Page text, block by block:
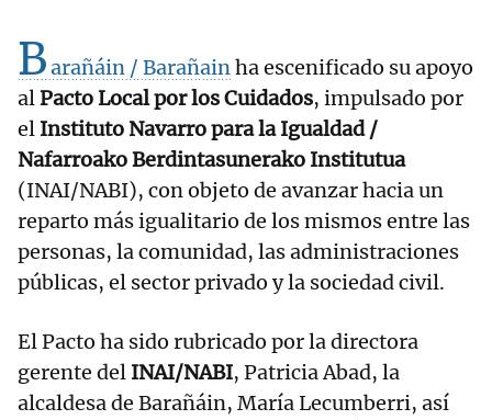
Barañáin / Barañainha escenificado su apoyo
alPacto Local por los Cuidados, impulsado por
el Instituto Navarro para la Igualdad /
Nafarroako Berdintasunerako Institutua
(INAI/NABI), con objeto de avanzar hacia un
reparto más igualitario de los mismos entre las
personas, la comunidad, las administraciones
públicas, el sector privado y la sociedad civil.
El Pacto ha sido rubricado por la directora
gerente del INAI/NABI, Patricia Abad, la
alcaldesa de Barañáin, María Lecumberri, así